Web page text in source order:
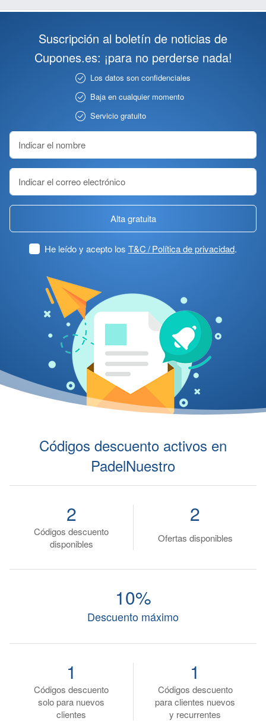
Suscripción al boletín de noticias de
Cupones.es: ¡para no perderse nada!
Los datos son confidenciales
Baja en cualquier momento
Servicio gratuito
Alta gratuita
He leído y acepto los T&C / Política de privacidad.
Códigos descuento activos en
PadelNuestro
Códigos descuento
disponibles
2
Ofertas disponibles
2
Descuento máximo
10%
Códigos descuento
solo para nuevos
clientes
1
Códigos descuento
para clientes nuevos
y recurrentes
1